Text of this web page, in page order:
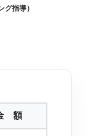
グ指導）
額